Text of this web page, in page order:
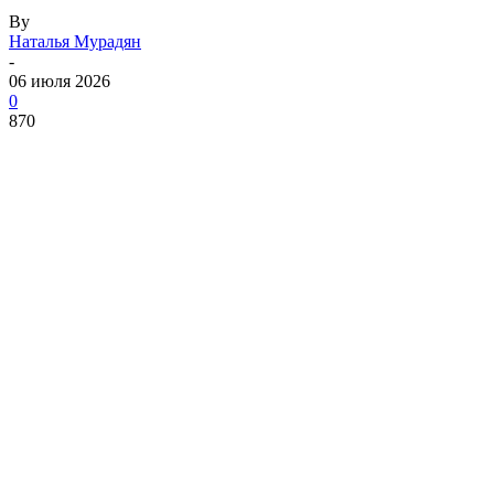
By
Наталья Мурадян
-
06 июля 2026
0
870